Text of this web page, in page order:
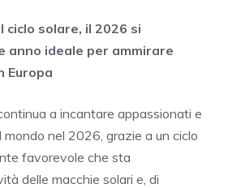
ciclo solare, il 2026 si
anno ideale per ammirare
Europa
a incantare appassionati e
nel 2026, grazie a un ciclo
favorevole che sta
delle macchie solari e, di